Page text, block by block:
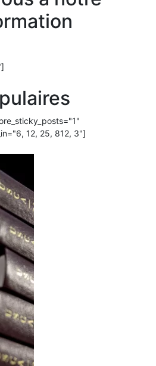
12, 25, 812, 3"]